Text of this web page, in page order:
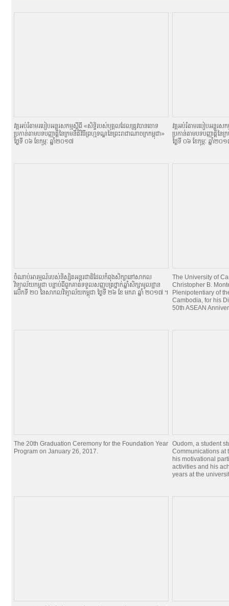
វគ្គអប់រំតាមរបៀបអន្តរសកម្មស្តីពី «សិទិ្ធរបស់បុគ្គលដែលត្រូវបានចោទ
ប្រកាន់តាមបទបញ្ញាតិ្តនៃក្រមនីតិវិធីព្រហ្មទណ្ឌនៃព្រះរាជាណាចក្រកម្ពុជា»
ថ្ងៃទី ០៦ ខែកុម្ភៈ ឆ្នាំ២០១៧
វគ្គអប់រំតាមរបៀបអន្តរ
ប្រកាន់តាមបទបញ្ញាតិ្តនៃ
ថ្ងៃទី ០៦ ខែកុម្ភៈ ឆ្នាំ២០
ចំណាប់អារម្មណ៍របស់និស្សិតអន្តរជាតិដែលកំពុងសិក្សានៅសាកល
វិទ្យាល័យកម្ពុជា បន្ទាប់ពីពួកគាត់ទទួលសញ្ញបត្រថ្នាក់ឆ្នាំសិក្សាមូលដ្ឋាន
លើកទី ២០ នៃសាកលវិទ្យាល័យកម្ពុជា ថ្ងៃទី ២៦ ខែ មករា ឆ្នាំ ២០១៧ ។
The University of
Christopher B.
Plenipotentiary of
Cambodia, for his
50th ASEAN
The 20th Graduation Ceremony for the Foundation Year
Program on January 26, 2017.
Oudom, a student
Communications at
his motivational
activities and his
years at the